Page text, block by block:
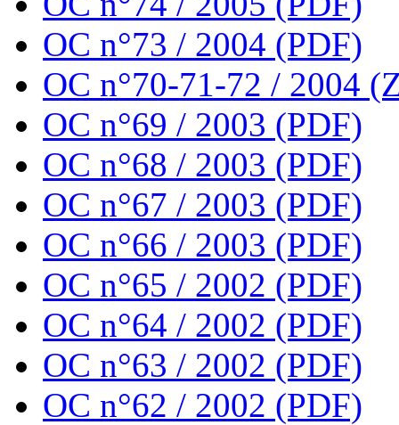
OC n°73 / 2004 (PDF)
OC n°70-71-72 / 2004
OC n°69 / 2003 (PDF)
OC n°68 / 2003 (PDF)
OC n°67 / 2003 (PDF)
OC n°66 / 2003 (PDF)
OC n°65 / 2002 (PDF)
OC n°64 / 2002 (PDF)
OC n°63 / 2002 (PDF)
OC n°62 / 2002 (PDF)